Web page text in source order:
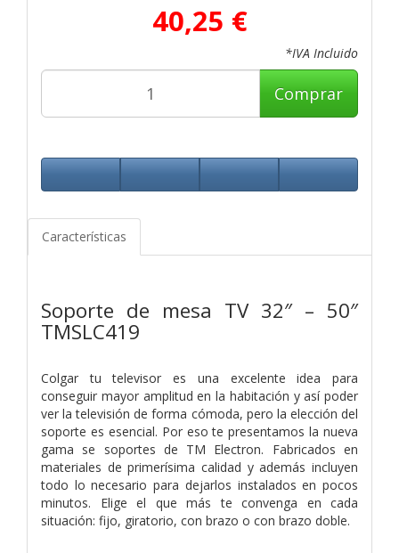
40,25 €
*IVA Incluido
Comprar
Características
Soporte de mesa TV 32″ – 50″
TMSLC419
Colgar tu televisor es una excelente idea para
conseguir mayor amplitud en la habitación y así poder
ver la televisión de forma cómoda, pero la elección del
soporte es esencial. Por eso te presentamos la nueva
gama se soportes de TM Electron. Fabricados en
materiales de primerísima calidad y además incluyen
todo lo necesario para dejarlos instalados en pocos
minutos. Elige el que más te convenga en cada
situación: fijo, giratorio, con brazo o con brazo doble.